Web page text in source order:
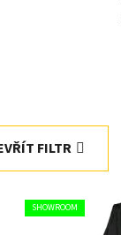
FILTR
SHOWROOM